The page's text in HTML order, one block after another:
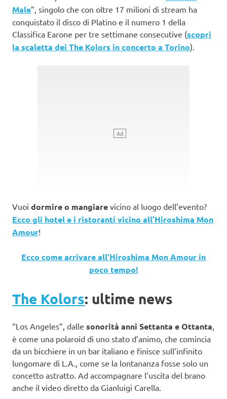
Male”, singolo che con oltre 17 milioni di stream ha
conquistato il disco di Platino e il numero 1 della
Classifica Earone per tre settimane consecutive (scopri
la scaletta dei The Kolors in concerto a Torino).
Vuoi dormire o mangiare vicino al luogo dell’evento?
Ecco gli hotel e i ristoranti vicino all’Hiroshima Mon
Amour!
Ecco come arrivare all’Hiroshima Mon Amour in
poco tempo!
The Kolors: ultime news
“Los Angeles”, dalle sonorità anni Settanta e Ottanta
è come una polaroid di uno stato d’animo, che comincia
da un bicchiere in un bar italiano e finisce sull’infinito
lungomare di L.A., come se la lontananza fosse solo un
concetto astratto. Ad accompagnare l’uscita del brano
anche il video diretto da Gianluigi Carella.